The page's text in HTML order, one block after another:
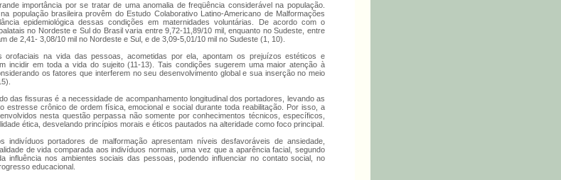
importância por se tratar de uma anomalia de freqüência considerável na população.
população brasileira provêm do Estudo Colaborativo Latino-Americano de Malformações
epidemiológica dessas condições em maternidades voluntárias. De acordo com o
no Nordeste e Sul do Brasil varia entre 9,72-11,89/10 mil, enquanto no Sudeste, entre
de 2,41- 3,08/10 mil no Nordeste e Sul, e de 3,09-5,01/10 mil no Sudeste (1, 10).
na vida das pessoas, acometidas por ela, apontam os prejuízos estéticos e
incidir em toda a vida do sujeito (11-13). Tais condições sugerem uma maior atenção à
os fatores que interferem no seu desenvolvimento global e sua inserção no meio
das fissuras é a necessidade de acompanhamento longitudinal dos portadores, levando as
estresse crônico de ordem física, emocional e social durante toda reabilitação. Por isso, a
nesta questão perpassa não somente por conhecimentos técnicos, específicos,
ética, desvelando princípios morais e éticos pautados na alteridade como foco principal.
portadores de malformação apresentam níveis desfavoráveis de ansiedade,
de vida comparada aos indivíduos normais, uma vez que a aparência facial, segundo
influência nos ambientes sociais das pessoas, podendo influenciar no contato social, no
educacional.